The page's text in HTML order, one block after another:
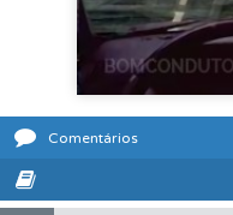
Comentários